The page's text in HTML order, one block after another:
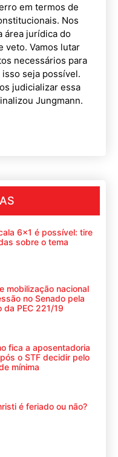
em termos de
Nos
área jurídica do
veto. Vamos lutar
necessários para
seja possível.
judicializar essa
Jungmann.
6×1 é possível: tire
sobre o tema
mobilização nacional
no Senado pela
da PEC 221/19
fica a aposentadoria
o STF decidir pelo
mínima
é feriado ou não?